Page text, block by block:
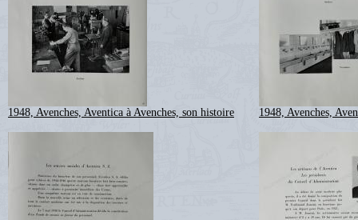
1948, Avenches, Aventica à Avenches, son histoire 1948, Avenches,